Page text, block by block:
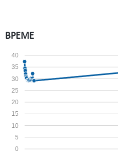
ВРЕМЕ
0
5
10
15
20
25
30
35
40